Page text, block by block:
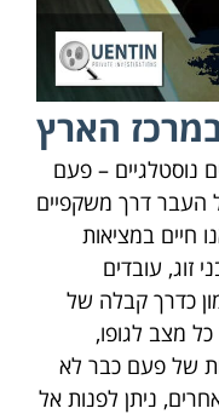
הארץ
נוסטלגיים – פעם
העבר דרך משקפיים
חיים במציאות
זוג, עובדים
כדרך קבלה של
מצב לגופו,
של פעם כבר לא
ניתן לפנות אל